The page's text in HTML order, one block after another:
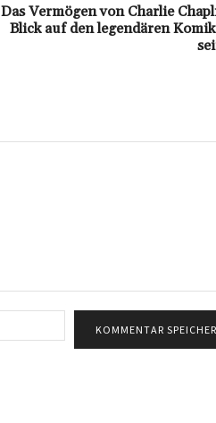
Das Vermögen von Charlie
Blick auf den legendären
Mail:*